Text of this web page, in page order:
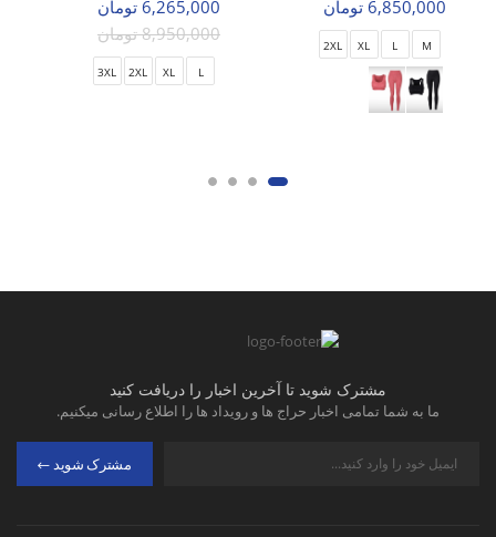
6,850,000 تومان
M
L
XL
2XL
6,265,000 تومان
8,950,000 تومان
L
XL
2XL
3XL
مشترک شوید تا آخرین اخبار را دریافت کنید
ما به شما تمامی اخبار حراج ها و رویداد ها را اطلاع رسانی میکنیم.
مشترک شوید